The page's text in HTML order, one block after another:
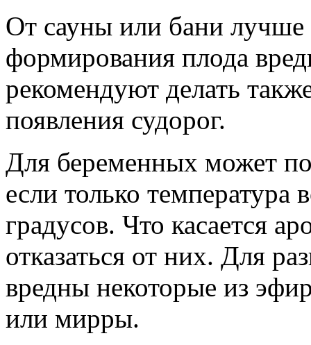
От сауны или бани лучше
формирования плода
рекомендуют делать
появления судорог.
Для беременных может
если только температура
градусов. Что касается
отказаться от них. Для
вредны некоторые из
или мирры.